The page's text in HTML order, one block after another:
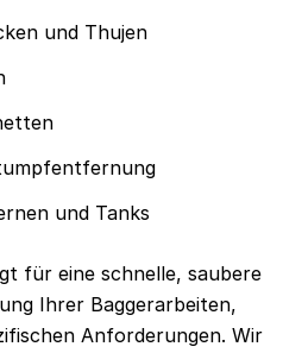
und Thujen
und Tanks
für eine schnelle, saubere
Ihrer Baggerarbeiten,
Anforderungen. Wir